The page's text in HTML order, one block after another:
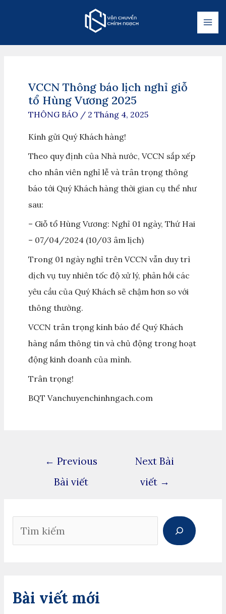
VCCN Thông báo lịch nghỉ giỗ
tổ Hùng Vương 2025
THÔNG BÁO / 2 Tháng 4, 2025
Kính gửi Quý Khách hàng!
Theo quy định của Nhà nước, VCCN sắp xếp
cho nhân viên nghỉ lễ và trân trọng thông
báo tới Quý Khách hàng thời gian cụ thể như
sau:
– Giỗ tổ Hùng Vương: Nghỉ 01 ngày, Thứ Hai
– 07/04/2024 (10/03 âm lịch)
Trong 01 ngày nghỉ trên VCCN vẫn duy trì
dịch vụ tuy nhiên tốc độ xử lý, phản hồi các
yêu cầu của Quý Khách sẽ chậm hơn so với
thông thường.
VCCN trân trọng kính báo để Quý Khách
hàng nắm thông tin và chủ động trong hoạt
động kinh doanh của mình.
Trân trọng!
BQT Vanchuyenchinhngach.com
← Previous
Bài viết
Next Bài
viết →
Bài viết mới